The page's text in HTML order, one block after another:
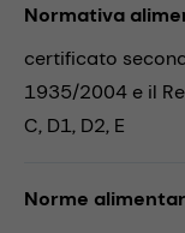
Normativa
certificato
1935/2004 e il
C, D1, D2, E
Norme